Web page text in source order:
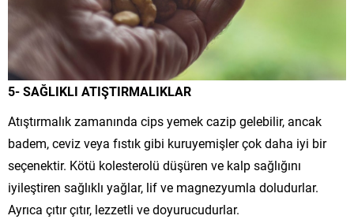
5- SAĞLIKLI ATIŞTIRMALIKLAR
Atıştırmalık zamanında cips yemek cazip gelebilir, ancak
badem, ceviz veya fıstık gibi kuruyemişler çok daha iyi bir
seçenektir. Kötü kolesterolü düşüren ve kalp sağlığını
iyileştiren sağlıklı yağlar, lif ve magnezyumla doludurlar.
Ayrıca çıtır çıtır, lezzetli ve doyurucudurlar.